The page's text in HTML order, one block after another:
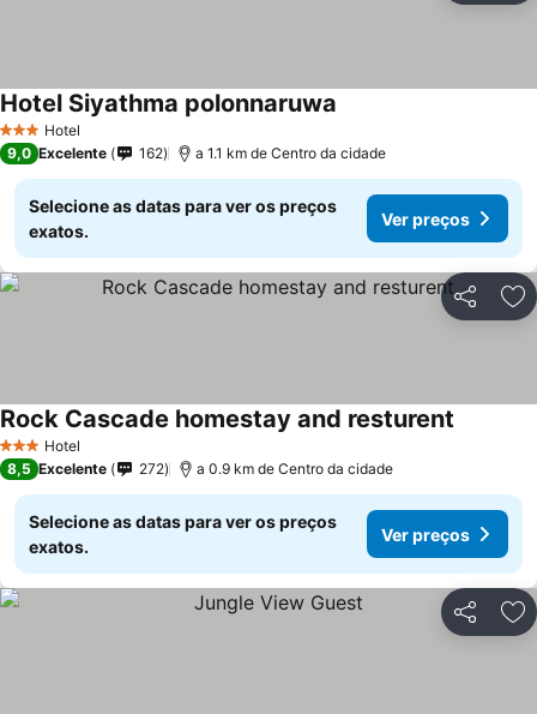
3 EstrelasHotel
Hotel Siyathma polonnaruwa
9,0 Excelente 162 a 1.1 km de Centro da cidade
Selecione as datas para ver os preços
exatos.
Ver preços
Partilhar
3 EstrelasHotel
Rock Cascade homestay and resturent
8,5 Excelente 272 a 0.9 km de Centro da cidade
Selecione as datas para ver os preços
exatos.
Ver preços
Partilhar